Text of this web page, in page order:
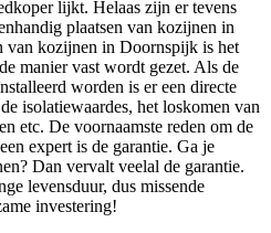
lijkt. Helaas zijn er tevens
plaatsen van kozijnen in
van kozijnen in Doornspijk is het
manier vast wordt gezet. Als de
worden is er een directe
isolatiewaardes, het loskomen van
etc. De voornaamste reden om de
expert is de garantie. Ga je
Dan vervalt veelal de garantie.
levensduur, dus missende
investering!